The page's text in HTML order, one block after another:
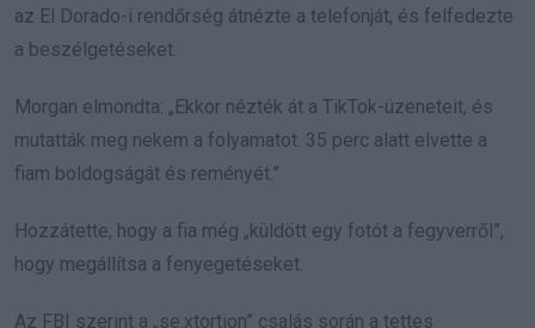
az El Dorado-i rendőrség átnézte a telefonját, és felfedezte
a beszélgetéseket.
Morgan elmondta: „Ekkor nézték át a TikTok-üzeneteit, és
mutatták meg nekem a folyamatot. 35 perc alatt elvette a
fiam boldogságát és reményét.”
Hozzátette, hogy a fia még „küldött egy fotót a fegyverről”,
hogy megállítsa a fenyegetéseket.
Az FBI szerint a „se.xtortion” csalás során a tettes